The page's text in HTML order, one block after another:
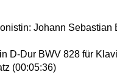
Johann Sebastian
D-Dur BWV 828 für
(00:05:36)